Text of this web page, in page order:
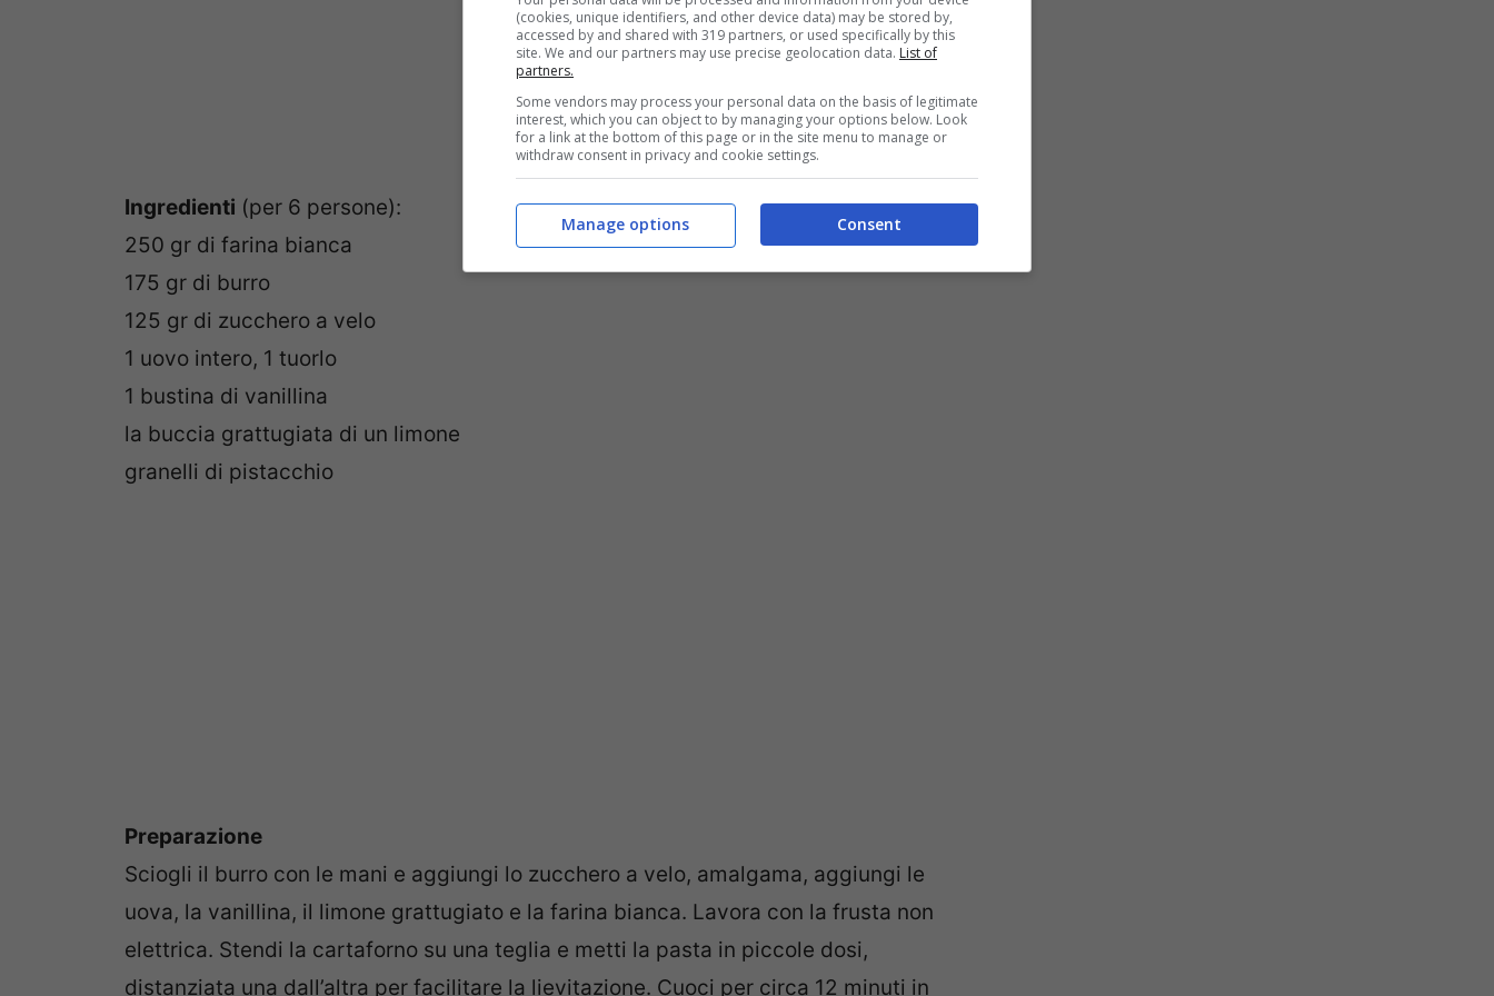
Ingredienti (per 6 persone):
250 gr di farina bianca
175 gr di burro
125 gr di zucchero a velo
1 uovo intero, 1 tuorlo
1 bustina di vanillina
la buccia grattugiata di un limone
granelli di pistacchio
Preparazione
Sciogli il burro con le mani e aggiungi lo zucchero a velo, amalgama, aggiungi le
uova, la vanillina, il limone grattugiato e la farina bianca. Lavora con la frusta non
elettrica. Stendi la cartaforno su una teglia e metti la pasta in piccole dosi,
distanziata una dall’altra per facilitare la lievitazione. Cuoci per circa 12 minuti in
(cookies, unique identifiers, and other device data) may be stored by,
accessed by and shared with 319 partners, or used specifically by this
site. We and our partners may use precise geolocation data. List of
partners.
Some vendors may process your personal data on the basis of legitimate
interest, which you can object to by managing your options below. Look
for a link at the bottom of this page or in the site menu to manage or
withdraw consent in privacy and cookie settings.
Consent
Manage options